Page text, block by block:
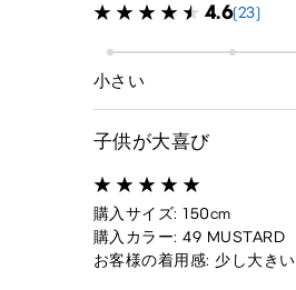
4.6(23)
小さい
子供が大喜び
購入サイズ: 150cm
購入カラー: 49 MUSTARD
お客様の着用感: 少し大きい